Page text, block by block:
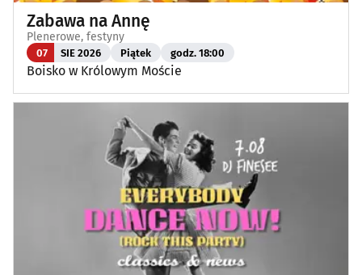
Zabawa na Annę
Plenerowe, festyny
07 SIE 2026 Piątek godz. 18:00
Boisko w Królowym Moście